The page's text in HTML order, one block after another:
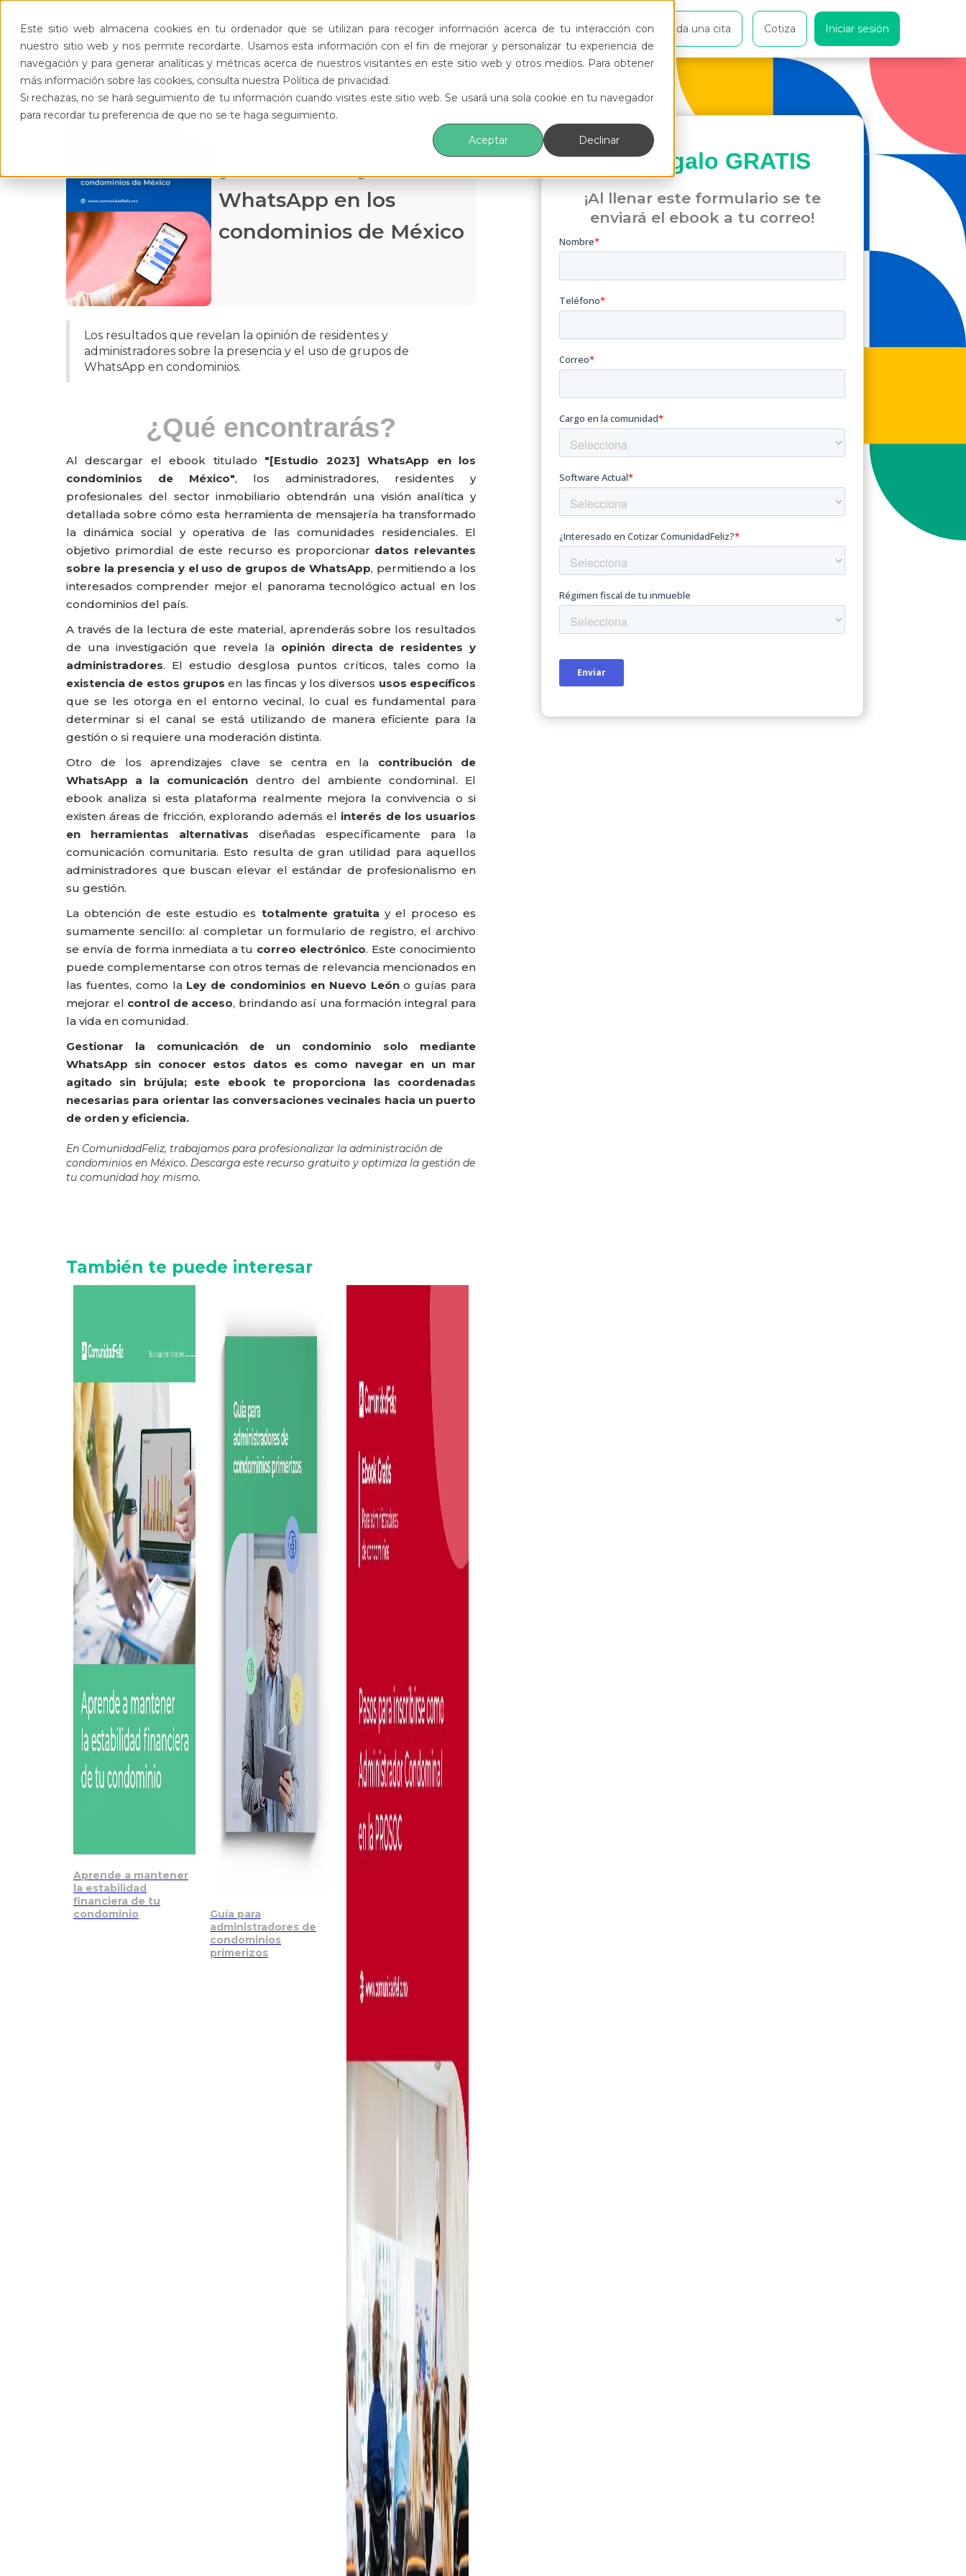
Este sitio web almacena cookies en tu ordenador que se utilizan para recoger información acerca de tu interacción con
nuestro sitio web y nos permite recordarte. Usamos esta información con el fin de mejorar y personalizar tu experiencia de
navegación y para generar analíticas y métricas acerca de nuestros visitantes en este sitio web y otros medios. Para obtener
más información sobre las cookies, consulta nuestra Política de privacidad.
Si rechazas, no se hará seguimiento de tu información cuando visites este sitio web. Se usará una sola cookie en tu navegador
para recordar tu preferencia de que no se te haga seguimiento.
Aceptar
Declinar
Productos Funcionalidades Eventos Recursos Agenda una cita Cotiza Iniciar sesión
WhatsApp en los
condominios de México
Los resultados que revelan la opinión de residentes y
administradores sobre la presencia y el uso de grupos de
WhatsApp en condominios.
¿Qué encontrarás?
Al descargar el ebook titulado "[Estudio 2023] WhatsApp en los
condominios de México", los administradores, residentes y
profesionales del sector inmobiliario obtendrán una visión analítica y
detallada sobre cómo esta herramienta de mensajería ha transformado
la dinámica social y operativa de las comunidades residenciales. El
objetivo primordial de este recurso es proporcionar datos relevantes
sobre la presencia y el uso de grupos de WhatsApp, permitiendo a los
interesados comprender mejor el panorama tecnológico actual en los
condominios del país.
A través de la lectura de este material, aprenderás sobre los resultados
de una investigación que revela la opinión directa de residentes y
administradores. El estudio desglosa puntos críticos, tales como la
existencia de estos grupos en las fincas y los diversos usos específicos
que se les otorga en el entorno vecinal, lo cual es fundamental para
determinar si el canal se está utilizando de manera eficiente para la
gestión o si requiere una moderación distinta.
Otro de los aprendizajes clave se centra en la contribución de
WhatsApp a la comunicación dentro del ambiente condominal. El
ebook analiza si esta plataforma realmente mejora la convivencia o si
existen áreas de fricción, explorando además el interés de los usuarios
en herramientas alternativas diseñadas específicamente para la
comunicación comunitaria. Esto resulta de gran utilidad para aquellos
administradores que buscan elevar el estándar de profesionalismo en
su gestión.
La obtención de este estudio es totalmente gratuita y el proceso es
sumamente sencillo: al completar un formulario de registro, el archivo
se envía de forma inmediata a tu correo electrónico. Este conocimiento
puede complementarse con otros temas de relevancia mencionados en
las fuentes, como la Ley de condominios en Nuevo Leóno guías para
mejorar el control de acceso, brindando así una formación integral para
la vida en comunidad.
Gestionar la comunicación de un condominio solo mediante
WhatsApp sin conocer estos datos es como navegar en un mar
agitado sin brújula; este ebook te proporciona las coordenadas
necesarias para orientar las conversaciones vecinales hacia un puerto
de orden y eficiencia.
En ComunidadFeliz, trabajamos para profesionalizar la administración de
condominios en México. Descarga este recurso gratuito y optimiza la gestión de
tu comunidad hoy mismo.
También te puede interesar
Aprende a mantener
la estabilidad
financiera de tu
condominio
Guía para
administradores de
condominios
primerizos
Descárgalo GRATIS
¡Al llenar este formulario se te
enviará el ebook a tu correo!